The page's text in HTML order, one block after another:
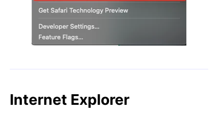
Internet Explorer